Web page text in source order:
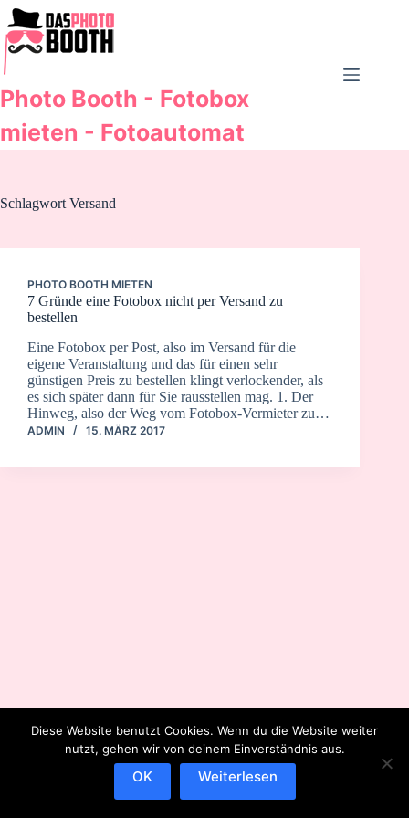
Zum
Inhalt
springen
Photo Booth - Fotobox
mieten - Fotoautomat
Schlagwort Versand
PHOTO BOOTH MIETEN
7 Gründe eine Fotobox nicht per Versand zu
bestellen
Eine Fotobox per Post, also im Versand für die
eigene Veranstaltung und das für einen sehr
günstigen Preis zu bestellen klingt verlockender, als
es sich später dann für Sie rausstellen mag. 1. Der
Hinweg, also der Weg vom Fotobox-Vermieter zu…
ADMIN 15. MÄRZ 2017
Diese Website benutzt Cookies. Wenn du die Website weiter
nutzt, gehen wir von deinem Einverständnis aus.
OK Weiterlesen